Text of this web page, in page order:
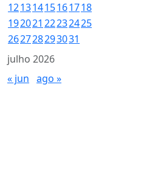
julho 2026
12131415161718
192021 22232425
262728293031
« jun ago »